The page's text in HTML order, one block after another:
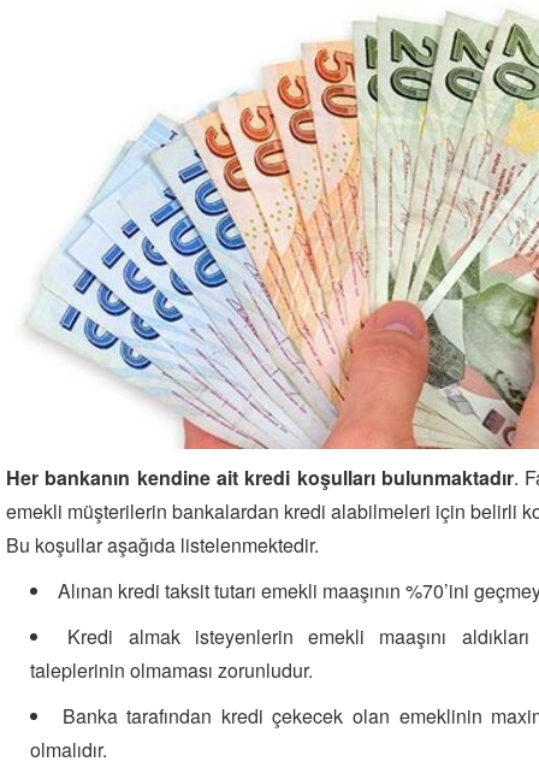
Her bankanın kendine ait kredi koşulları bulunmaktadır.
emekli müşterilerin bankalardan kredi alabilmeleri için belirli
Bu koşullar aşağıda listelenmektedir.
Alınan kredi taksit tutarı emekli maaşının %70’ini
Kredi almak isteyenlerin emekli maaşını
taleplerinin olmaması zorunludur.
Banka tarafından kredi çekecek olan emeklinin
olmalıdır.